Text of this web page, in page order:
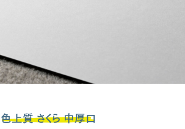
色上質 さくら 中厚口